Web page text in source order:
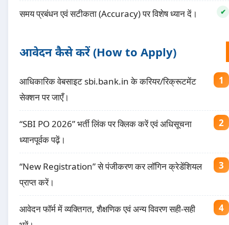
समय प्रबंधन एवं सटीकता (Accuracy) पर विशेष ध्यान दें।
आवेदन कैसे करें (How to Apply)
आधिकारिक वेबसाइट sbi.bank.in के करियर/रिक्रूटमेंट
सेक्शन पर जाएँ।
“SBI PO 2026” भर्ती लिंक पर क्लिक करें एवं अधिसूचना
ध्यानपूर्वक पढ़ें।
“New Registration” से पंजीकरण कर लॉगिन क्रेडेंशियल
प्राप्त करें।
आवेदन फॉर्म में व्यक्तिगत, शैक्षणिक एवं अन्य विवरण सही-सही